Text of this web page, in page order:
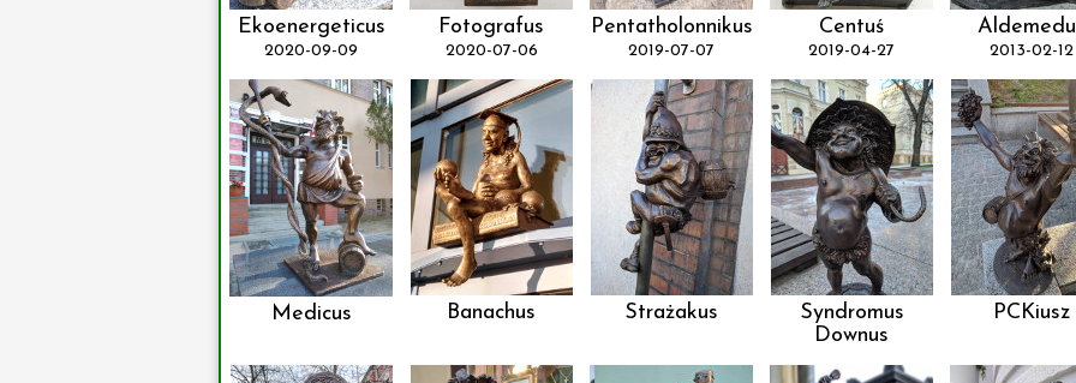
Ekoenergeticus
2020-09-09
Fotografus
2020-07-06
Pentatholonnikus
2019-07-07
Centuś
2019-04-27 2013-02-12
Medicus Banachus Strażakus
Syndromus
Downus
PCKiusz